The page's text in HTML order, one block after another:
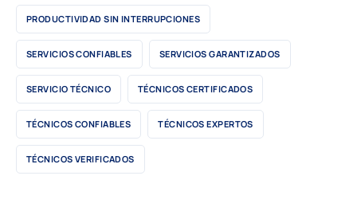
PRODUCTIVIDAD SIN INTERRUPCIONES
SERVICIOS CONFIABLES SERVICIOS GARANTIZADOS
SERVICIO TÉCNICO TÉCNICOS CERTIFICADOS
TÉCNICOS CONFIABLES TÉCNICOS EXPERTOS
TÉCNICOS VERIFICADOS